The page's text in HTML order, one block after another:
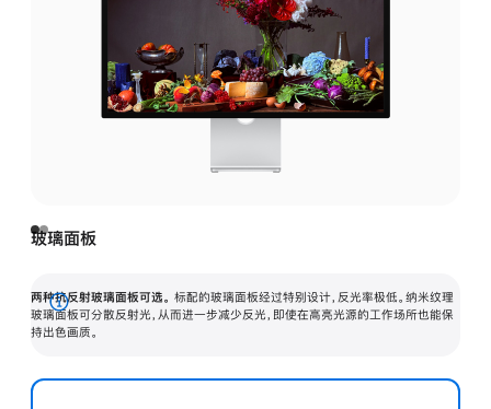
玻璃面板
两种抗反射玻璃面板可选。 标配的玻璃面板经过特别设计，反光率极低。纳米纹理
玻璃面板可分散反射光，从而进一步减少反光，即使在高亮光源的工作场所也能保
持出色画质。
展
开